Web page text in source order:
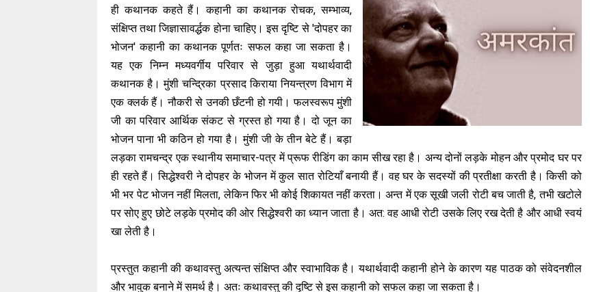
ही कथानक कहते हैं। कहानी का कथानक रोचक, सम्भाव्य,
संक्षिप्त तथा जिज्ञासावर्द्धक होना चाहिए। इस दृष्टि से 'दोपहर का
भोजन' कहानी का कथानक पूर्णतः सफल कहा जा सकता है।
यह एक निम्न मध्यवर्गीय परिवार से जुड़ा हुआ यथार्थवादी
कथानक है। मुंशी चन्द्रिका प्रसाद किराया नियन्त्रण विभाग में
एक क्लर्क हैं। नौकरी से उनकी छँटनी हो गयी। फलस्वरूप मुंशी
जी का परिवार आर्थिक संकट से ग्रस्त हो गया है। दो जून का
भोजन पाना भी कठिन हो गया है। मुंशी जी के तीन बेटे हैं। बड़ा
लड़का रामचन्द्र एक स्थानीय समाचार-पत्र में प्रूफ रीडिंग का काम सीख रहा है। अन्य दोनों लड़के मोहन और प्रमोद घर पर
ही रहते हैं। सिद्धेश्वरी ने दोपहर के भोजन में कुल सात रोटियाँ बनायी हैं। वह घर के सदस्यों की प्रतीक्षा करती है। किसी को
भी भर पेट भोजन नहीं मिलता, लेकिन फिर भी कोई शिकायत नहीं करता। अन्त में एक सूखी जली रोटी बच जाती है, तभी खटोले
पर सोए हुए छोटे लड़के प्रमोद की ओर सिद्धेश्वरी का ध्यान जाता है। अत: वह आधी रोटी उसके लिए रख देती है और आधी स्वयं
खा लेती है।
प्रस्तुत कहानी की कथावस्तु अत्यन्त संक्षिप्त और स्वाभाविक है। यथार्थवादी कहानी होने के कारण यह पाठक को संवेदनशील
और भावुक बनाने में समर्थ है। अतः कथावस्तु की दृष्टि से इस कहानी को सफल कहा जा सकता है।